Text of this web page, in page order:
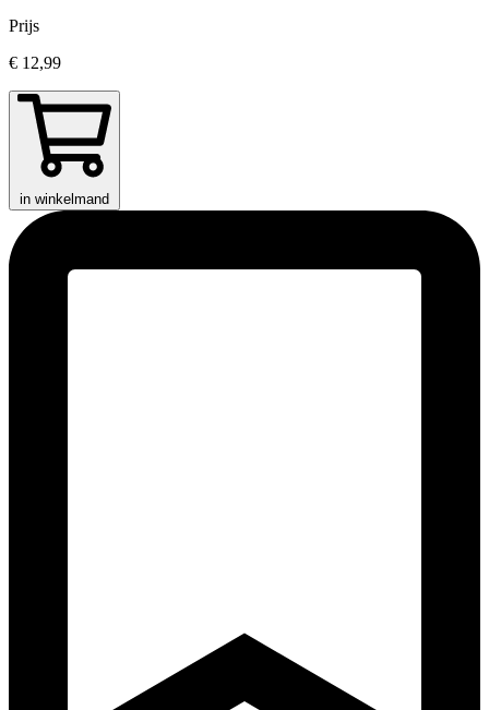
Prijs
€ 12,99
in winkelmand